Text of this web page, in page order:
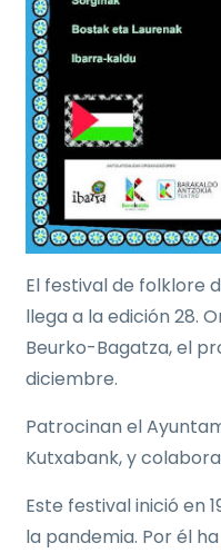
El festival de folklore
llega a la edición 28.
Beurko-Bagatza, el
diciembre.
Patrocinan el
Kutxabank, y
Este festival inició en
la pandemia. Por él